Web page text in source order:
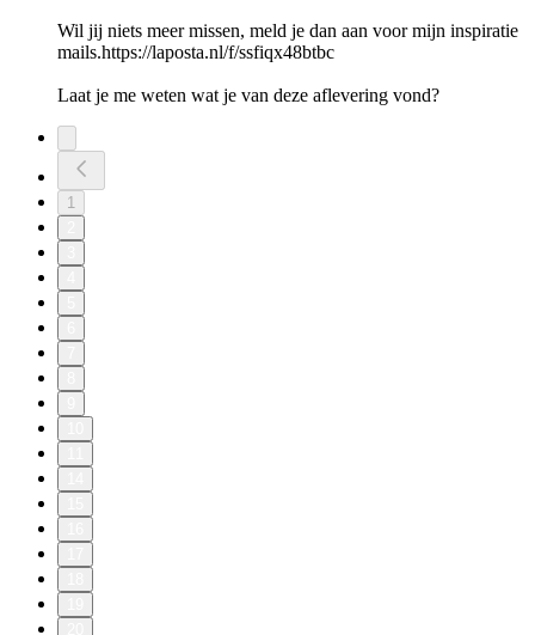
Wil jij niets meer missen, meld je dan aan voor mijn inspiratie
mails.https://laposta.nl/f/ssfiqx48btbc
Laat je me weten wat je van deze aflevering vond?
1